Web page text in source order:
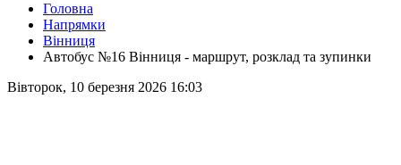
Головна
Напрямки
Вінниця
Автобус №16 Вінниця - маршрут, розклад та зупинки
Вівторок, 10 березня 2026 16:03